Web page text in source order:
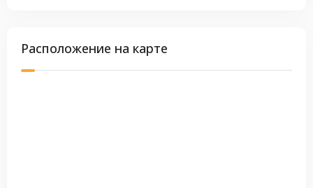
Расположение на карте